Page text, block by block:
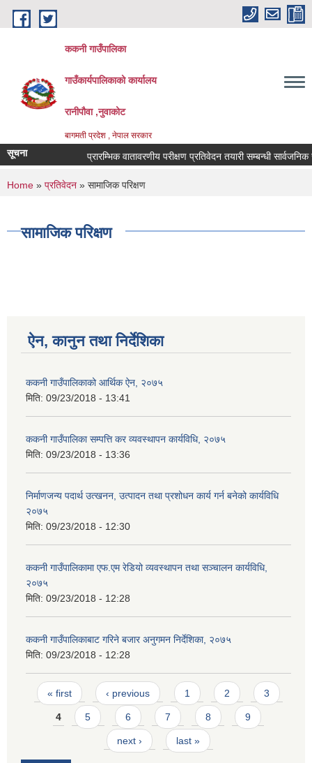
Skip to main content
ककनी गाउँपालिका
गाउँकार्यपालिकाको कार्यालय
रानीपौवा ,नुवाकोट
बागमती प्रदेश , नेपाल सरकार
सूचना प्रारम्भिक वातावरणीय परीक्षण प्रतिवेदन तयारी सम्बन्धी सार्वजनिक
You are here
Home » प्रतिवेदन » सामाजिक परिक्षण
सामाजिक परिक्षण
ऐन, कानुन तथा निर्देशिका
ककनी गाउँपालिकाको आर्थिक ऐन, २०७५
मिति: 09/23/2018 - 13:41
ककनी गाउँपालिका सम्पत्ति कर व्यवस्थापन कार्यविधि, २०७५
मिति: 09/23/2018 - 13:36
निर्माणजन्य पदार्थ उत्खनन, उत्पादन तथा प्रशोधन कार्य गर्न बनेको कार्यविधि
२०७५
मिति: 09/23/2018 - 12:30
ककनी गाउँपालिकामा एफ.एम रेडियो व्यवस्थापन तथा सञ्चालन कार्यविधि,
२०७५
मिति: 09/23/2018 - 12:28
ककनी गाउँपालिकाबाट गरिने बजार अनुगमन निर्देशिका, २०७५
मिति: 09/23/2018 - 12:28
Pages
« first ‹ previous 1 2 3
4 5 6 7 8 9
next › last »